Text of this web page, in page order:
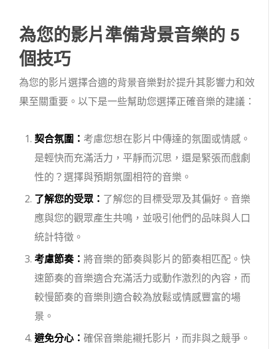
為您的影片準備背景音樂的 5
個技巧
為您的影片選擇合適的背景音樂對於提升其影響力和效
果至關重要。以下是一些幫助您選擇正確音樂的建議：
契合氛圍：考慮您想在影片中傳達的氛圍或情感。
是輕快而充滿活力，平靜而沉思，還是緊張而戲劇
性的？選擇與預期氛圍相符的音樂。
了解您的受眾： 了解您的目標受眾及其偏好。音樂
應與您的觀眾產生共鳴，並吸引他們的品味與人口
統計特徵。
考慮節奏：將音樂的節奏與影片的節奏相匹配。快
速節奏的音樂適合充滿活力或動作激烈的內容，而
較慢節奏的音樂則適合較為放鬆或情感豐富的場
景。
避免分心：確保音樂能襯托影片，而非與之競爭。